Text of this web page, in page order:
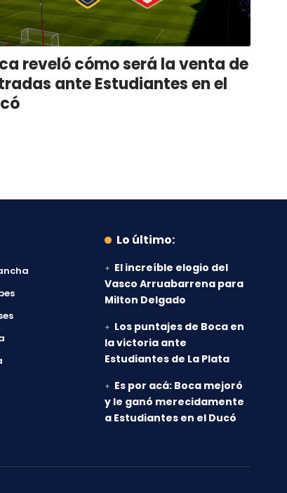
reveló cómo será la venta de
ante Estudiantes en el
Lo último:
El increíble elogio del
Vasco Arruabarrena para
Milton Delgado
Los puntajes de Boca en
la victoria ante
Estudiantes de La Plata
Es por acá: Boca mejoró
y le ganó merecidamente
a Estudiantes en el Ducó